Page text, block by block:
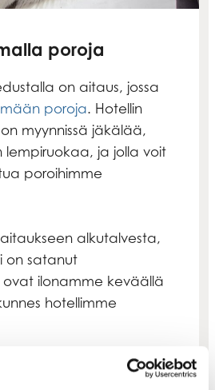
poroja
on aitaus, jossa
poroja. Hotellin
myynnissä jäkälää,
lempiruokaa, ja jolla voit
poroihimme
alkutalvesta,
on satanut
ilonamme keväällä
hotellimme